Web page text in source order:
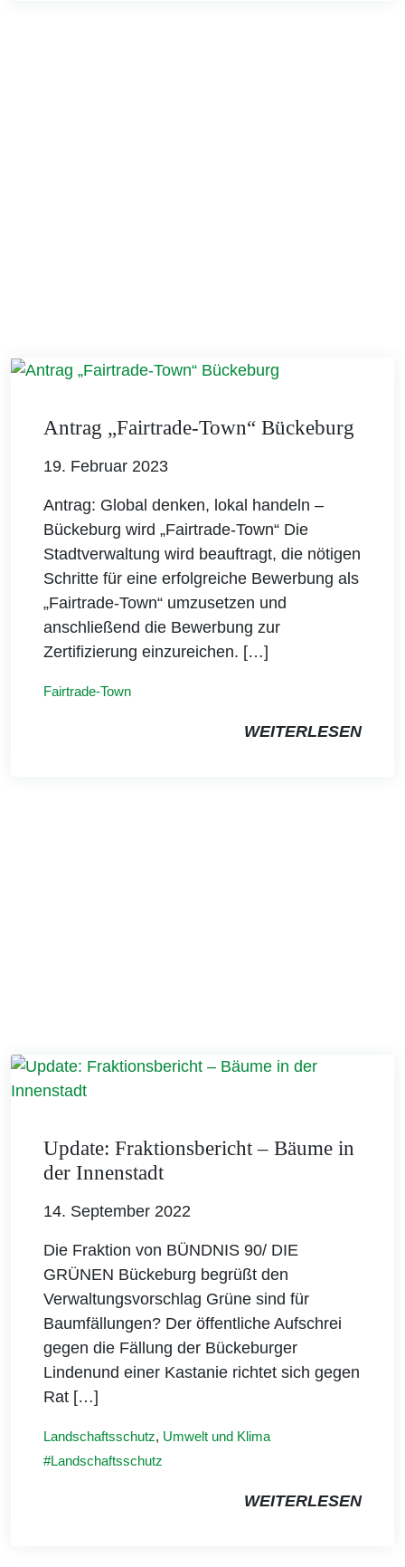
Antrag „Fairtrade-Town“ Bückeburg
19. Februar 2023
Antrag: Global denken, lokal handeln –
Bückeburg wird „Fairtrade-Town“ Die
Stadtverwaltung wird beauftragt, die nötigen
Schritte für eine erfolgreiche Bewerbung als
„Fairtrade-Town“ umzusetzen und
anschließend die Bewerbung zur
Zertifizierung einzureichen. […]
Fairtrade-Town
WEITERLESEN
Update: Fraktionsbericht – Bäume in
der Innenstadt
14. September 2022
Die Fraktion von BÜNDNIS 90/ DIE
GRÜNEN Bückeburg begrüßt den
Verwaltungsvorschlag Grüne sind für
Baumfällungen? Der öffentliche Aufschrei
gegen die Fällung der Bückeburger
Lindenund einer Kastanie richtet sich gegen
Rat […]
Landschaftsschutz, Umwelt und Klima
Landschaftsschutz
WEITERLESEN